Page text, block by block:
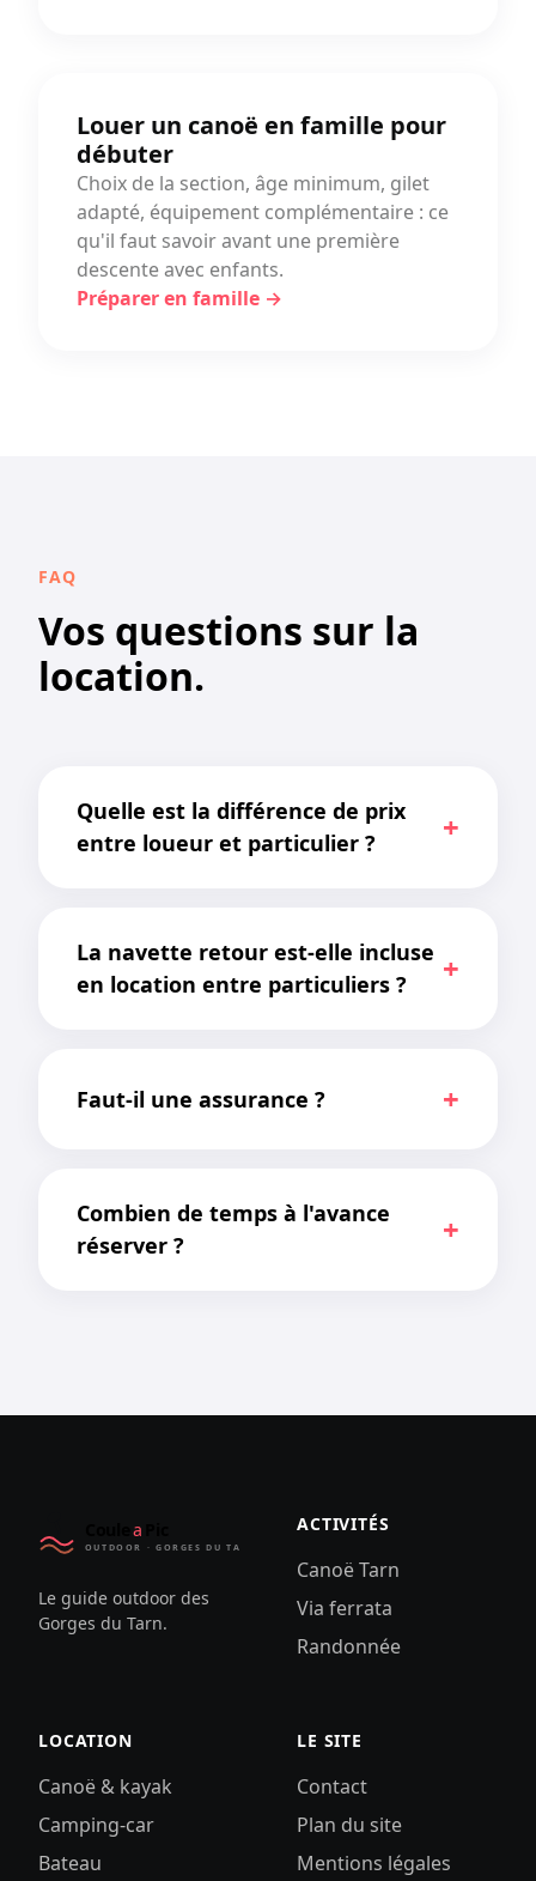
Louer un canoë en famille pour
débuter
Choix de la section, âge minimum, gilet
adapté, équipement complémentaire : ce
qu'il faut savoir avant une première
descente avec enfants.
Préparer en famille →
FAQ
Vos questions sur la
location.
Quelle est la différence de prix
entre loueur et particulier ?
La navette retour est-elle incluse
en location entre particuliers ?
Faut-il une assurance ?
Combien de temps à l'avance
réserver ?
Le guide outdoor des
Gorges du Tarn.
ACTIVITÉS
Canoë Tarn
Via ferrata
Randonnée
LOCATION
Canoë & kayak
Camping-car
Bateau
LE SITE
Contact
Plan du site
Mentions légales